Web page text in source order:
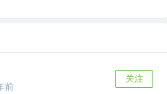
前
关注